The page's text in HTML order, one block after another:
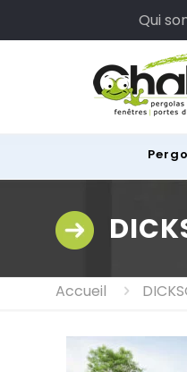
Qui
Accueil